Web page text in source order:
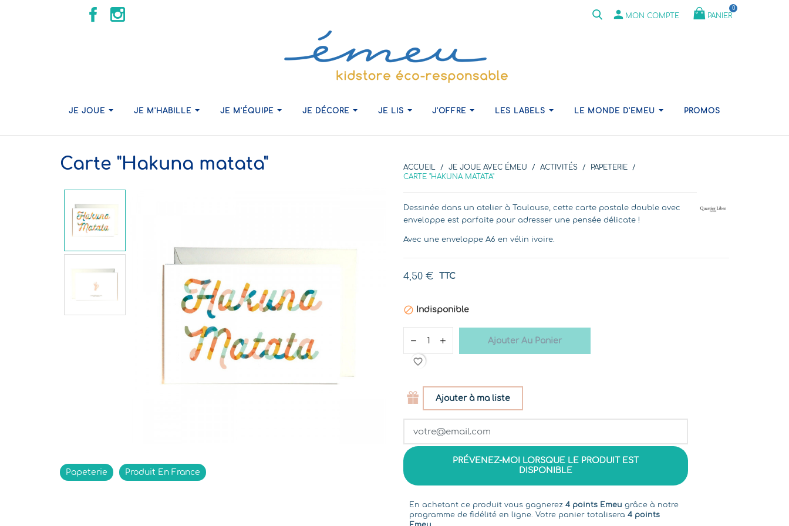
person MON COMPTE
0
PANIER
JE JOUE JE M'HABILLE JE M'ÉQUIPE JE DÉCORE JE LIS J'OFFRE LES LABELS LE MONDE D'EMEU PROMOS
Carte "Hakuna matata"
Papeterie Produit En France
ACCUEIL JE JOUE AVEC ÉMEU ACTIVITÉS
PAPETERIE
CARTE "HAKUNA MATATA"
Dessinée dans un atelier à Toulouse, cette carte postale double avec
enveloppe est parfaite pour adresser une pensée délicate !
Avec une enveloppe A6 en vélin ivoire.
4,50 € TTC
 Indisponible
Ajouter Au Panier
favorite_border
Ajouter à ma liste
PRÉVENEZ-MOI LORSQUE LE PRODUIT EST
DISPONIBLE
En achetant ce produit vous gagnerez 4 points Emeu grâce à notre
programme de fidélité en ligne. Votre panier totalisera 4 points